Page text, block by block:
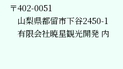
〒402-0051
山梨県都留市下谷2450-1
有限会社暁星観光開発 内